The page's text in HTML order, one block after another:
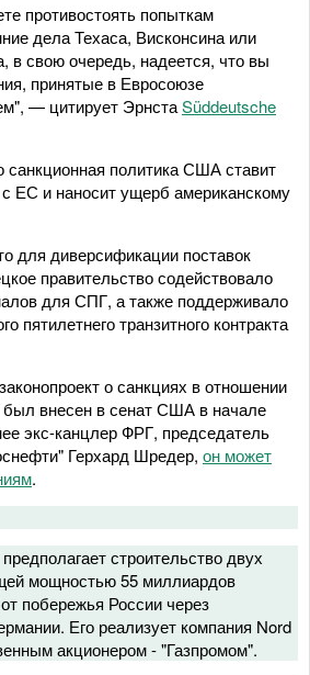
противостоять попыткам
дела Техаса, Висконсина или
в свою очередь, надеется, что вы
принятые в Евросоюзе
— цитирует ЭрнстаSüddeutsche
санкционная политика США ставит
ЕС и наносит ущерб американскому
для диверсификации поставок
правительство содействовало
для СПГ, а также поддерживало
пятилетнего транзитного контракта
о санкциях в отношении
был внесен в сенат США в начале
экс-канцлер ФРГ, председатель
Герхард Шредер, он может
.
строительство двух
мощностью 55 миллиардов
побережья России через
Его реализует компания Nord
акционером - "Газпромом".